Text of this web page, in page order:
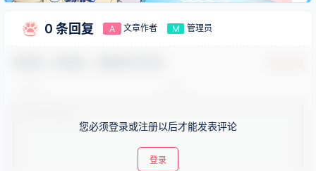
0 条回复 A 文章作者 M 管理员
您必须登录或注册以后才能发表评论
登录